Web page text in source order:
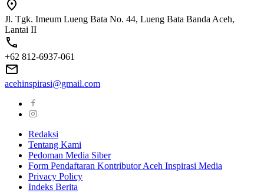
Jl. Tgk. Imeum Lueng Bata No. 44, Lueng Bata Banda Aceh,
Lantai II
+62 812-6937-061
acehinspirasi@gmail.com
Redaksi
Tentang Kami
Pedoman Media Siber
Form Pendaftaran Kontributor Aceh Inspirasi Media
Privacy Policy
Indeks Berita